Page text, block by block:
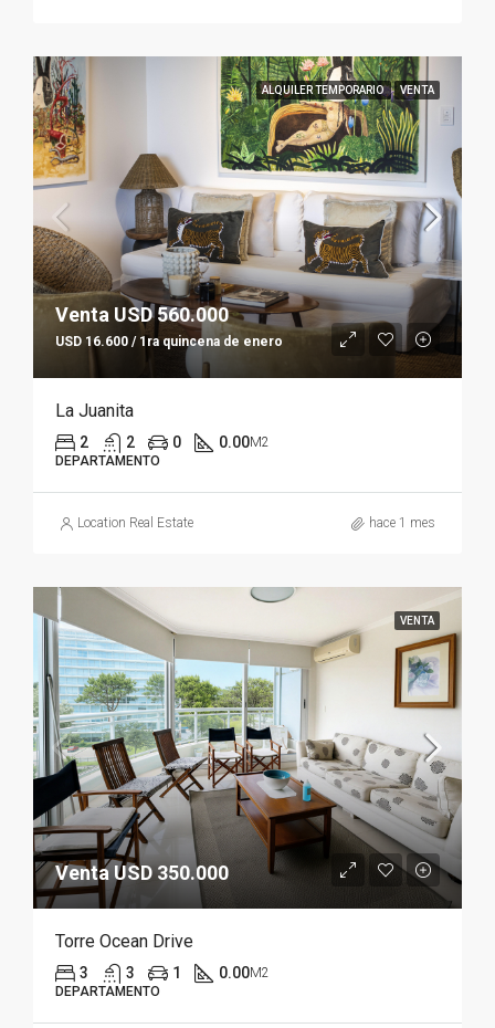
ALQUILER TEMPORARIO VENTA
Venta USD 560.000
USD 16.600 / 1ra quincena de enero
La Juanita
2 2 0 0.00M2
DEPARTAMENTO
Location Real Estate hace 1 mes
VENTA
Venta USD 350.000
Torre Ocean Drive
3 3 1 0.00M2
DEPARTAMENTO